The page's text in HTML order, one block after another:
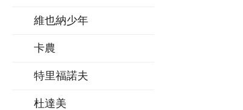
維也納少年
卡農
特里福諾夫
杜達美